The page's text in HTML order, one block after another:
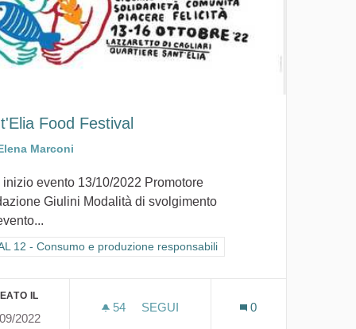
Food Festival
Marconi
inizio evento 13/10/2022 Promotore
Giulini Modalità di svolgimento
i risultati per categoria: GOAL 12 - Consumo e produzione
12 - Consumo e produzione responsabili
IL
2022
54 54 SOSTENITORI
SEGUI
0